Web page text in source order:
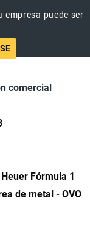
empresa puede ser
comercial
Fórmula 1
de metal - OVO